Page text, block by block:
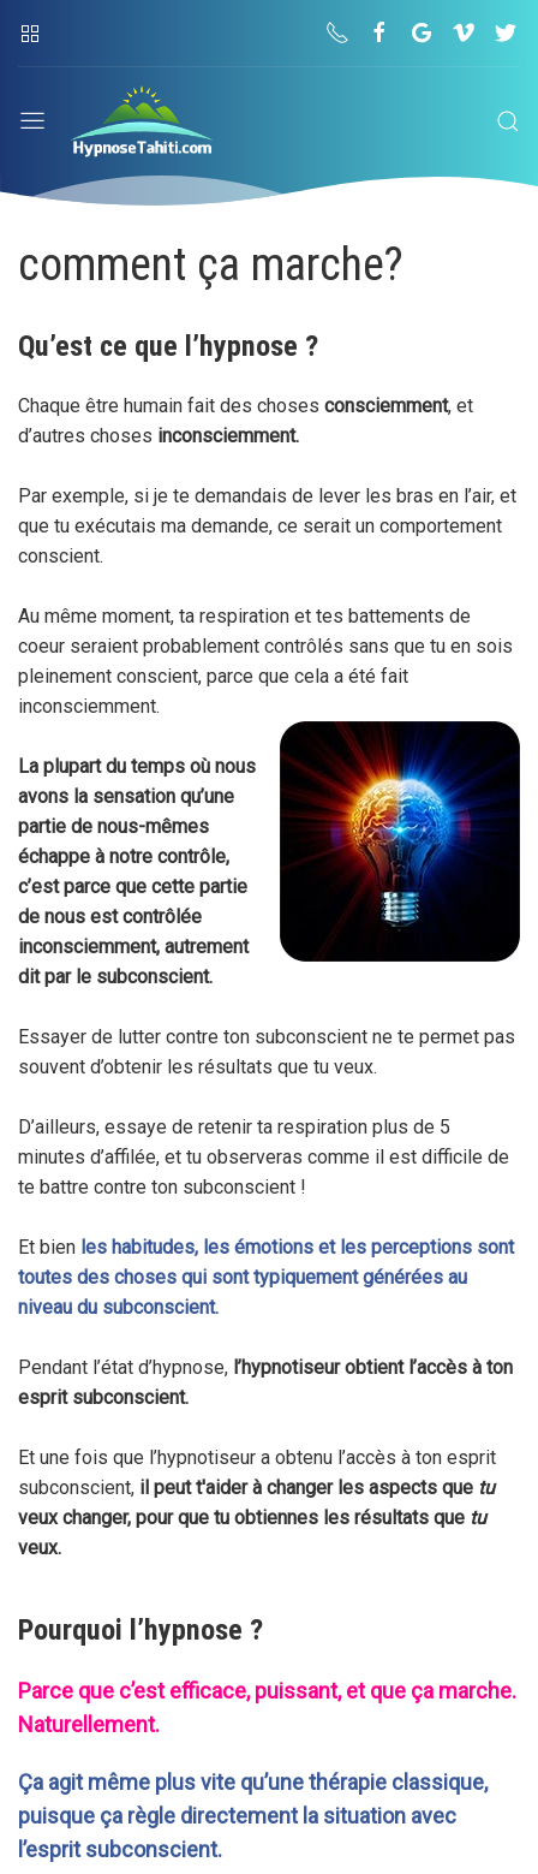
comment ça marche?
Qu’est ce que l’hypnose ?
Chaque être humain fait des choses consciemment, et
d’autres choses inconsciemment.
Par exemple, si je te demandais de lever les bras en l’air, et
que tu exécutais ma demande, ce serait un comportement
conscient.
Au même moment, ta respiration et tes battements de
coeur seraient probablement contrôlés sans que tu en sois
pleinement conscient, parce que cela a été fait
inconsciemment.
La plupart du temps où nous
avons la sensation qu’une
partie de nous-mêmes
échappe à notre contrôle,
c’est parce que cette partie
de nous est contrôlée
inconsciemment, autrement
dit par le subconscient.
Essayer de lutter contre ton subconscient ne te permet pas
souvent d’obtenir les résultats que tu veux.
D’ailleurs, essaye de retenir ta respiration plus de 5
minutes d’affilée, et tu observeras comme il est difficile de
te battre contre ton subconscient !
Et bien les habitudes, les émotions et les perceptions sont
toutes des choses qui sont typiquement générées au
niveau du subconscient.
Pendant l’état d’hypnose, l’hypnotiseur obtient l’accès à ton
esprit subconscient.
Et une fois que l’hypnotiseur a obtenu l’accès à ton esprit
subconscient, il peut t'aider à changer les aspects que tu
veux changer, pour que tu obtiennes les résultats que tu
veux.
Pourquoi l’hypnose ?
Parce que c’est efficace, puissant, et que ça marche.
Naturellement.
Ça agit même plus vite qu’une thérapie classique,
puisque ça règle directement la situation avec
l’esprit subconscient.